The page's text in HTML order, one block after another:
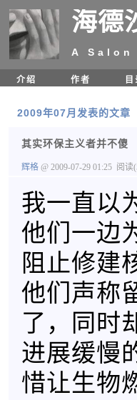
海德
A
介绍 作者 目
2009年07月发表的文章
其实环保主义者并不傻
辉格 @ 2009-07-29 01:25 阅读
我一直以
他们一边
阻止修建
他们声称
了，同时
进展缓慢
惜让生物